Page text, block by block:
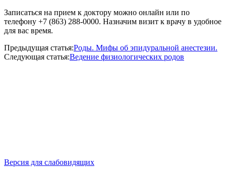
Записаться на прием к доктору можно онлайн или по
телефону +7 (863) 288-0000. Назначим визит к врачу в удобное
для вас время.
Предыдущая статья:Роды. Мифы об эпидуральной анестезии.
Следующая статья:Ведение физиологических родов
Версия для слабовидящих